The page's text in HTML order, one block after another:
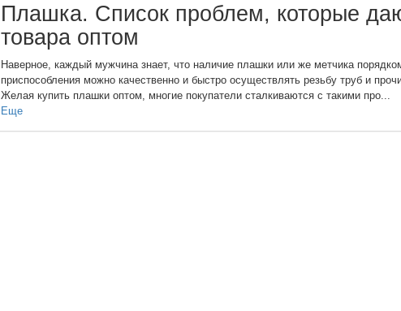
Плашка. Список проблем, которые
товара оптом
Наверное, каждый мужчина знает, что наличие плашки или же метчика
приспособления можно качественно и быстро осуществлять резьбу труб и
Желая купить плашки оптом, многие покупатели сталкиваются с такими про...
Еще